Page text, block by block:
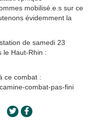
mobilisé.e.s sur ce
évidemment la
de samedi 23
le Haut-Rhin :
ce combat :
combat-pas-fini